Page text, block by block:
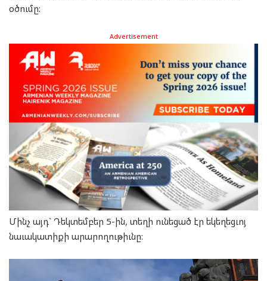
օծումը:
Advertisement
Մինչ այդ` Դեկտեմբեր 5-ին, տեղի ունեցած էր եկեղեցւոյ
նաւակատիքի արարողութիւնը: